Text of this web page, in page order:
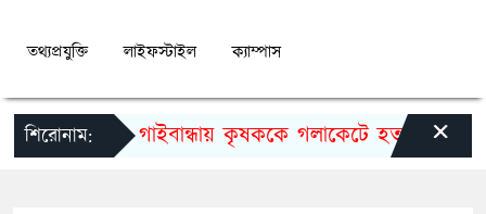
তথ্যপ্রযুক্তি লাইফস্টাইল ক্যাম্পাস
শিরোনাম: গাইবান্ধায় কৃষককে গলাকেটে হত্যা ×